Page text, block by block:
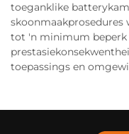
toeganklike
tot 'n minimum beperk
toepassings en